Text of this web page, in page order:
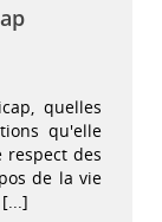
quelles
qu'elle
respect des
de la vie